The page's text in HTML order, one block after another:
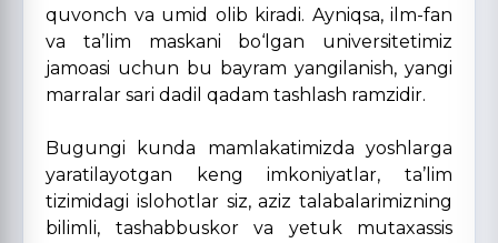
quvonch va umid olib kiradi. Ayniqsa, ilm-fan
va ta’lim maskani bo‘lgan universitetimiz
jamoasi uchun bu bayram yangilanish, yangi
marralar sari dadil qadam tashlash ramzidir.
Bugungi kunda mamlakatimizda yoshlarga
yaratilayotgan keng imkoniyatlar, ta’lim
tizimidagi islohotlar siz, aziz talabalarimizning
bilimli, tashabbuskor va yetuk mutaxassis